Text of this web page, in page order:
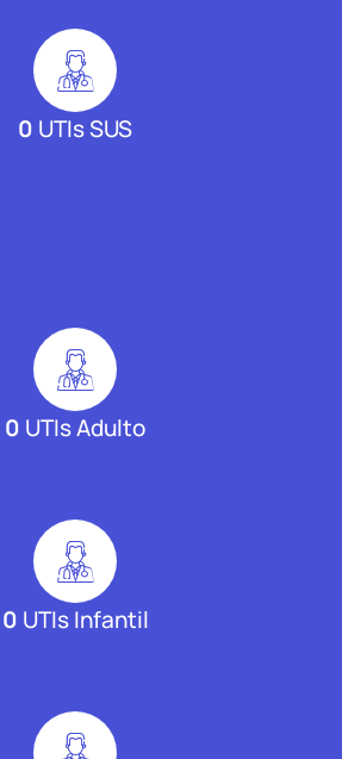
0 UTIs SUS
0 UTIs Adulto
0 UTIs Infantil